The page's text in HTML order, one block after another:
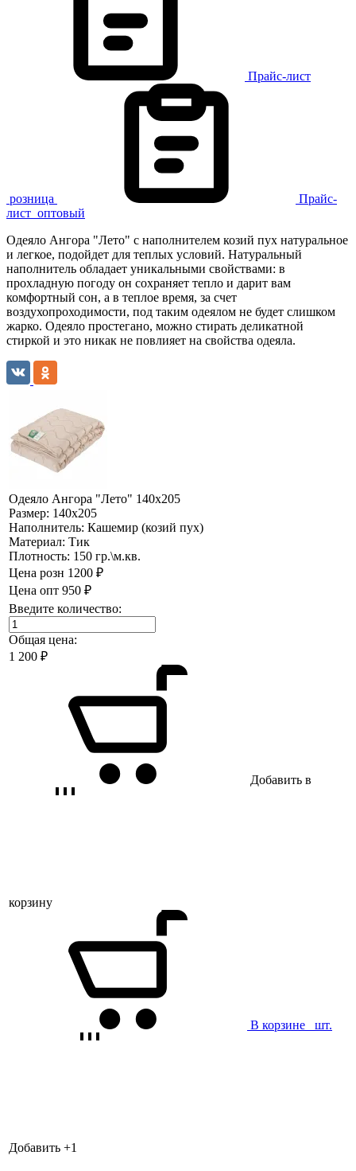
Прайс-лист
розница
Прайс-
лист оптовый
Одеяло Ангора "Лето" с наполнителем козий пух натуральное
и легкое, подойдет для теплых условий. Натуральный
наполнитель обладает уникальными свойствами: в
прохладную погоду он сохраняет тепло и дарит вам
комфортный сон, а в теплое время, за счет
воздухопроходимости, под таким одеялом не будет слишком
жарко. Одеяло простегано, можно стирать деликатной
стиркой и это никак не повлияет на свойства одеяла.
Одеяло Ангора "Лето" 140х205
Размер: 140х205
Наполнитель: Кашемир (козий пух)
Материал: Тик
Плотность: 150 гр.\м.кв.
Цена розн 1200 ₽
Цена опт 950 ₽
Введите количество:
Общая цена:
1 200 ₽
Добавить в
корзину
В корзине шт.
Добавить +1